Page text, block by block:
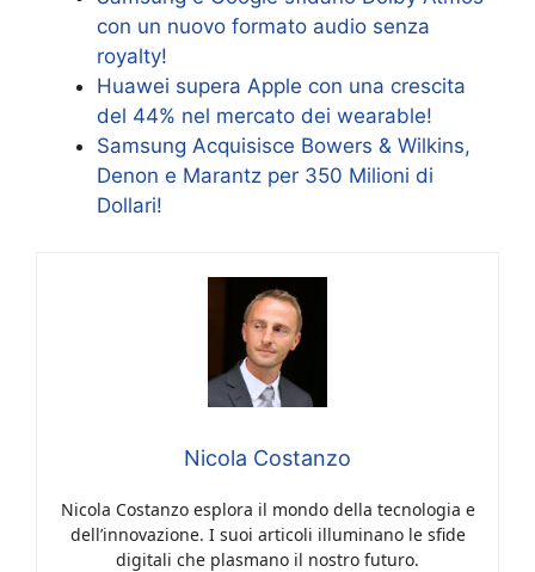
con un nuovo formato audio senza
royalty!
Huawei supera Apple con una crescita
del 44% nel mercato dei wearable!
Samsung Acquisisce Bowers & Wilkins,
Denon e Marantz per 350 Milioni di
Dollari!
Nicola Costanzo
Nicola Costanzo esplora il mondo della tecnologia e
dell’innovazione. I suoi articoli illuminano le sfide
digitali che plasmano il nostro futuro.